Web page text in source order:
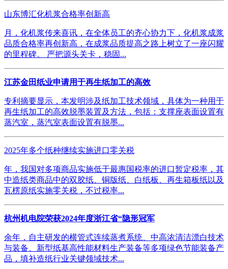
山东博汇化机浆合格率创新高
月，化机浆传来喜讯，在全体员工的齐心协力下，化机浆成浆
品质合格率再创新高，在成浆品质提高之路上树立了一座闪耀
的里程碑。 严把源头关卡，稳固...
江苏金田纸业申请用于再生纸加工的高效
专利摘要显示，本发明涉及纸加工技术领域，具体为一种用于
再生纸加工的高效脱墨装置及方法，包括：支撑座表面设置有
蒸汽室，蒸汽室表面设置有脱墨...
2025年多个纸种继续实施进口零关税
年，我国对多项商品实施低于最惠国税率的进口暂定税率，其
中造纸类商品中的双胶纸、铜版纸、白纸板、再生箱板纸以及
瓦楞原纸实施零关税，不过税率...
杭州机电院荣获2024年度浙江省“隐形冠军
余年，自主研发的横管式连续蒸煮系统、中高浓清洁漂白技术
与装备、新型纸基高性能材料生产装备等多项绿色节能装备产
品，填补造纸行业关键领域技术...